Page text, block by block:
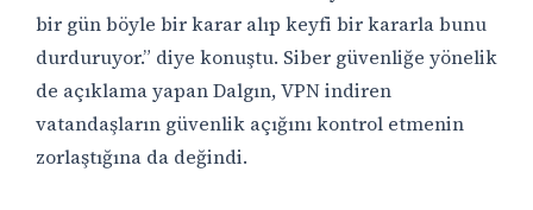
bir gün böyle bir karar alıp keyfi bir kararla bunu
durduruyor.” diye konuştu. Siber güvenliğe yönelik
de açıklama yapan Dalgın, VPN indiren
vatandaşların güvenlik açığını kontrol etmenin
zorlaştığına da değindi.